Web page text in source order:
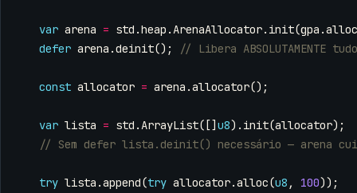
var arena = std .heap .ArenaAllocator. init(gpa .
defer arena .deinit();
const allocator = arena .allocator();
var lista = std .ArrayList([] u8). init(allocator);
try lista .append(try allocator.alloc(u8 , 100));